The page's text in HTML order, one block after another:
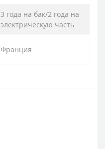
3 года на бак/2 года на
электрическую часть
Франция